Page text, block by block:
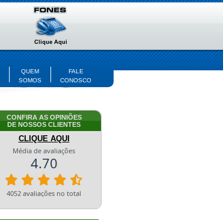
QUEM
SOMOS
FALE
CONOSCO
CONFIRA AS OPINIÕES
DE NOSSOS CLIENTES
CLIQUE AQUI